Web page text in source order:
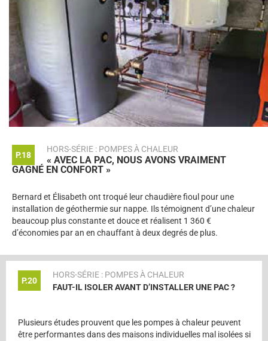
P.18
HORS-SÉRIE : POMPES À CHALEUR
« AVEC LA PAC, NOUS AVONS VRAIMENT
GAGNÉ EN CONFORT »
Bernard et Élisabeth ont troqué leur chaudière fioul pour une
installation de géothermie sur nappe. Ils témoignent d’une chaleur
beaucoup plus constante et douce et réalisent 1 360 €
d’économies par an en chauffant à deux degrés de plus.
P.20
HORS-SÉRIE : POMPES À CHALEUR
FAUT-IL ISOLER AVANT D’INSTALLER UNE PAC ?
Plusieurs études prouvent que les pompes à chaleur peuvent
être performantes dans des maisons individuelles mal isolées si